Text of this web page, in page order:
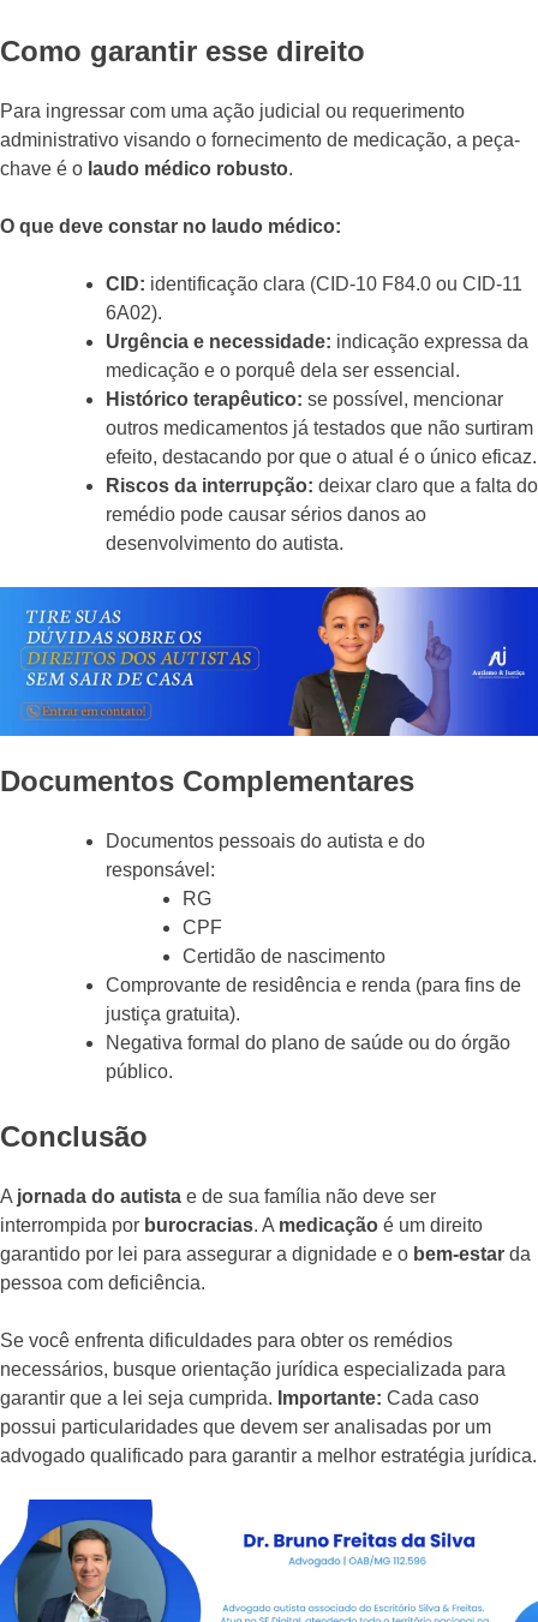
Como garantir esse direito
Para ingressar com uma ação judicial ou requerimento
administrativo visando o fornecimento de medicação, a peça-
chave é o laudo médico robusto.
O que deve constar no laudo médico:
CID: identificação clara (CID-10 F84.0 ou CID-11
6A02).
Urgência e necessidade: indicação expressa da
medicação e o porquê dela ser essencial.
Histórico terapêutico: se possível, mencionar
outros medicamentos já testados que não surtiram
efeito, destacando por que o atual é o único eficaz.
Riscos da interrupção: deixar claro que a falta do
remédio pode causar sérios danos ao
desenvolvimento do autista.
Documentos Complementares
Documentos pessoais do autista e do
responsável:
RG
CPF
Certidão de nascimento
Comprovante de residência e renda (para fins de
justiça gratuita).
Negativa formal do plano de saúde ou do órgão
público.
Conclusão
A jornada do autista e de sua família não deve ser
interrompida por burocracias. A medicação é um direito
garantido por lei para assegurar a dignidade e o bem-estar da
pessoa com deficiência.
Se você enfrenta dificuldades para obter os remédios
necessários, busque orientação jurídica especializada para
garantir que a lei seja cumprida. Importante: Cada caso
possui particularidades que devem ser analisadas por um
advogado qualificado para garantir a melhor estratégia jurídica.